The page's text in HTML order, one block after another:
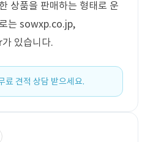
상품을 판매하는 형태로 운
는 sowxp.co.jp,
있습니다.
료 견적 상담 받으세요.